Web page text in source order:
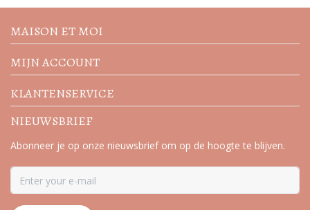
acties
MAISON ET MOI
MIJN ACCOUNT
KLANTENSERVICE
NIEUWSBRIEF
Abonneer je op onze nieuwsbrief om op de hoogte te blijven.